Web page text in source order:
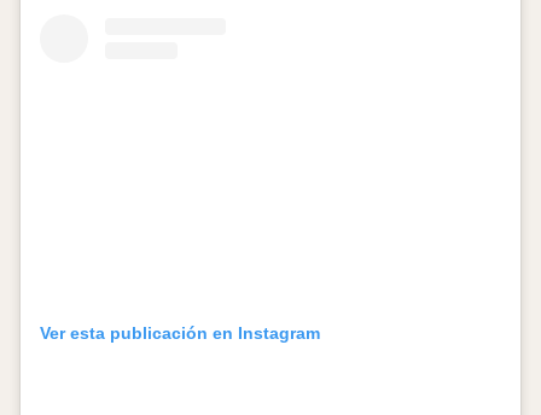
Ver esta publicación en Instagram